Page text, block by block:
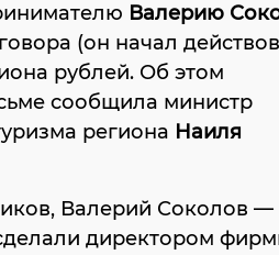
Валерию
(он начал
рублей. Об этом
сообщила министр
региона Наиля
Валерий Соколов —
директором